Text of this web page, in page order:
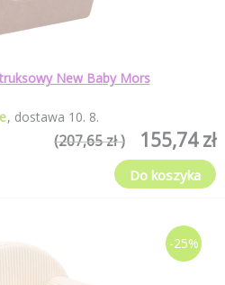
New Baby Mors
dostawa 10. 8.
155,74 zł
(207,65 zł )
Do koszyka
-25%